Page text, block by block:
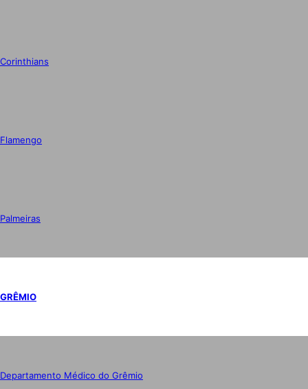
Corinthians
Flamengo
Palmeiras
GRÊMIO
Departamento Médico do Grêmio